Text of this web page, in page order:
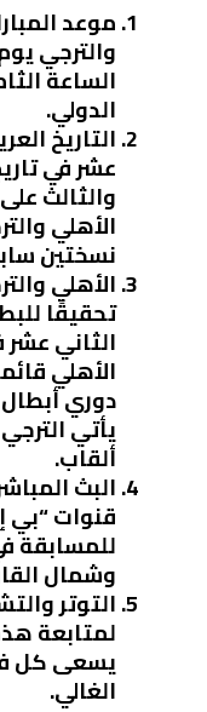
موعد
الساعة
الدولي.
التاريخ
عشر في
والثالث
الأهلي
نسختين
الأهلي
تحقيقًا
الثاني
الأهلي
ألقاب.
البث
قنوات “بي
للمسابقة
وشمال
التوتر
لمتابعة
يسعى كل
الغالي.